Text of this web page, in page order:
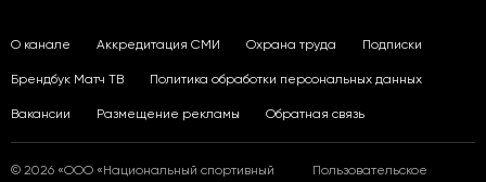
О канале Аккредитация СМИ Охрана труда Подписки
Брендбук Матч ТВ Политика обработки персональных данных
Вакансии Размещение рекламы Обратная связь
© 2026 «ООО «Национальный спортивный
Пользовательское